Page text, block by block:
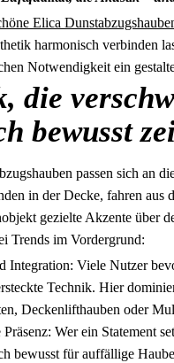
Elica
harmonisch verbinden
Notwendigkeit ein
die
bewusst
passen sich an
in der Decke, fahren aus
gezielte Akzente über
Trends im Vordergrund:
Integration: Viele Nutzer
Technik. Hier
Deckenlifthauben oder
Präsenz: Wer ein Statement
bewusst für auffällige